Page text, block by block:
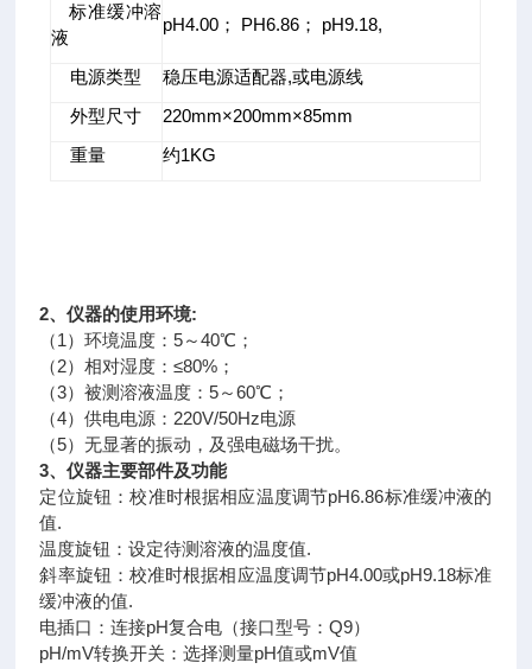
标准缓冲溶
液
pH4.00； PH6.86； pH9.18,
电源类型
稳压电源适配器,或电源线
外型尺寸
220mm×200mm×85mm
重量
约1KG
2、仪器的使用环境:
（1）环境温度：5～40℃；
（2）相对湿度：≤80%；
（3）被测溶液温度：5～60℃；
（4）供电电源：220V/50Hz电源
（5）无显著的振动，及强电磁场干扰。
3、仪器主要部件及功能
定位旋钮：校准时根据相应温度调节pH6.86标准缓冲液的
值.
温度旋钮：设定待测溶液的温度值.
斜率旋钮：校准时根据相应温度调节pH4.00或pH9.18标准
缓冲液的值.
电插口：连接pH复合电（接口型号：Q9）
pH/mV转换开关：选择测量pH值或mV值